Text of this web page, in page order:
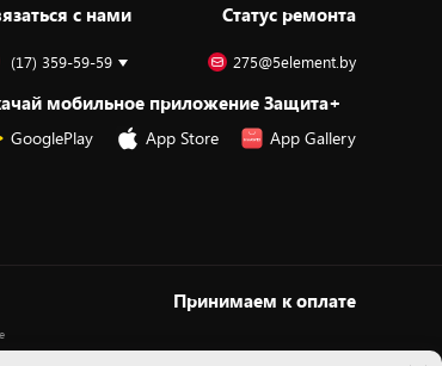
с нами
Статус ремонта
(17) 359-59-59 275@5element.by
мобильное приложение Защита+
GooglePlay App Store App Gallery
Принимаем к оплате